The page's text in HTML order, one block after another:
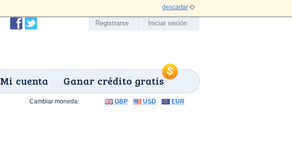
descartar
Ganar crédito gratis
Mi cuenta
Registrarse Iniciar sesión
Cambiar moneda: GBP USD EUR